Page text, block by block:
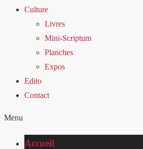
Culture
Livres
Mini-Scriptum
Planches
Expos
Edito
Contact
Menu
Accueil